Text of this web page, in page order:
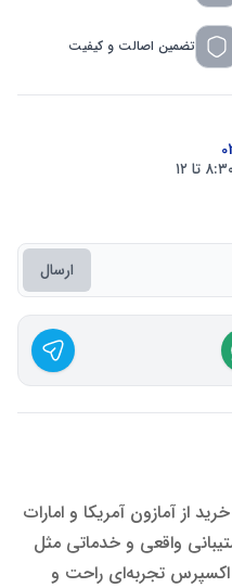
تضمین اصالت و کیفیت
ارسال
از آمازون آمریکا و امارات
واقعی و خدماتی مثل
اکسپرس تجربه‌ای راحت و